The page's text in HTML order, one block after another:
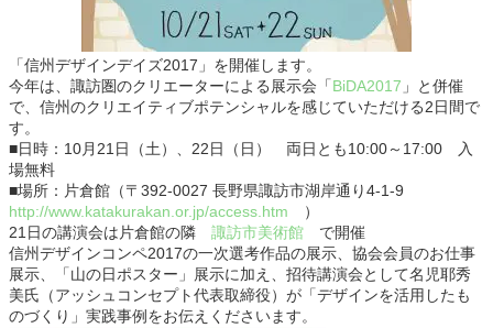
「信州デザインデイズ2017」を開催します。
今年は、諏訪圏のクリエーターによる展示会「BiDA2017 」と併催
で、信州のクリエイティブポテンシャルを感じていただける2日間で
す。
■日時：10月21日（土）、22日（日） 両日とも10:00～17:00 入
場無料
■場所：片倉館（〒392-0027 長野県諏訪市湖岸通り4-1-9
http://www.katakurakan.or.jp/access.htm ）
21日の講演会は片倉館の隣 諏訪市美術館 で開催
信州デザインコンペ2017の一次選考作品の展示、協会会員のお仕事
展示、「山の日ポスター」展示に加え、招待講演会として名児耶秀
美氏（アッシュコンセプト代表取締役）が「デザインを活用したも
のづくり」実践事例をお伝えくださいます。